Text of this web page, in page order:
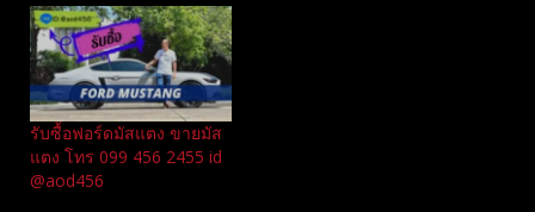
รับซื้อฟอร์ดมัสแตง ขายมัส
แตง โทร 099 456 2455 id
@aod456